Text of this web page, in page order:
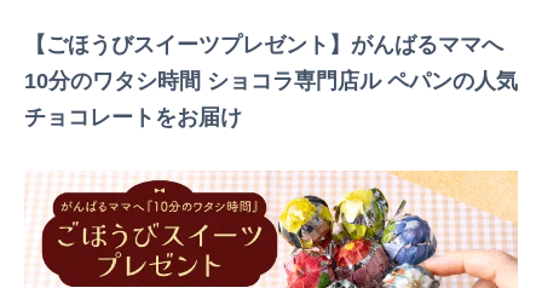
【ごほうびスイーツプレゼント】がんばるママへ
10分のワタシ時間 ショコラ専門店ル ペパンの人気
チョコレートをお届け
ャンペーン
暮らし